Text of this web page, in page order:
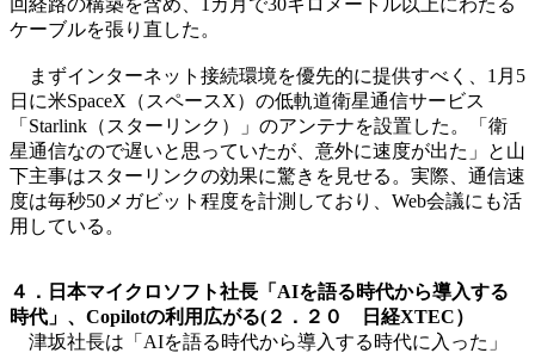
回経路の構築を含め、1カ月で30キロメートル以上にわたる
ケーブルを張り直した。
まずインターネット接続環境を優先的に提供すべく、1月5
日に米SpaceX（スペースX）の低軌道衛星通信サービス
「Starlink（スターリンク）」のアンテナを設置した。「衛
星通信なので遅いと思っていたが、意外に速度が出た」と山
下主事はスターリンクの効果に驚きを見せる。実際、通信速
度は毎秒50メガビット程度を計測しており、Web会議にも活
用している。
４．日本マイクロソフト社長「AIを語る時代から導入する
時代」、Copilotの利用広がる(２．２０ 日経XTEC）
津坂社長は「AIを語る時代から導入する時代に入った」